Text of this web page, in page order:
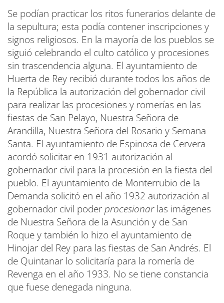
Se podían practicar los ritos funerarios delante de
la sepultura; esta podía contener inscripciones y
signos religiosos. En la mayoría de los pueblos se
siguió celebrando el culto católico y procesiones
sin trascendencia alguna. El ayuntamiento de
Huerta de Rey recibió durante todos los años de
la República la autorización del gobernador civil
para realizar las procesiones y romerías en las
fiestas de San Pelayo, Nuestra Señora de
Arandilla, Nuestra Señora del Rosario y Semana
Santa. El ayuntamiento de Espinosa de Cervera
acordó solicitar en 1931 autorización al
gobernador civil para la procesión en la fiesta del
pueblo. El ayuntamiento de Monterrubio de la
Demanda solicitó en el año 1932 autorización al
gobernador civil poderprocesionarlas imágenes
de Nuestra Señora de la Asunción y de San
Roque y también lo hizo el ayuntamiento de
Hinojar del Rey para las fiestas de San Andrés. El
de Quintanar lo solicitaría para la romería de
Revenga en el año 1933. No se tiene constancia
que fuese denegada ninguna.